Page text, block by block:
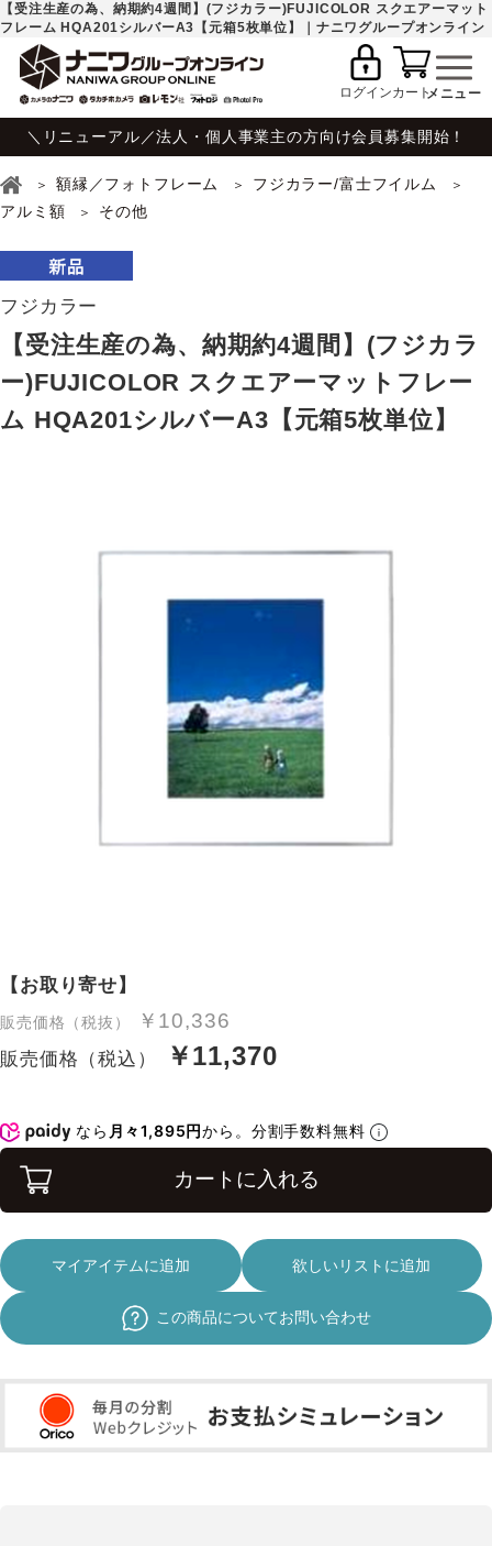
【受注生産の為、納期約4週間】(フジカラー)FUJICOLOR スクエアーマット
フレーム HQA201シルバーA3【元箱5枚単位】｜ナニワグループオンライン
ログインカート
＼リニューアル／法人・個人事業主の方向け会員募集開始！
額縁／フォトフレーム
フジカラー/富士フイルム
アルミ額
その他
フジカラー
【受注生産の為、納期約4週間】(フジカラ
ー)FUJICOLOR スクエアーマットフレー
ム HQA201シルバーA3【元箱5枚単位】
【お取り寄せ】
販売価格（税抜） ￥10,336
販売価格（税込） ￥11,370
なら 月々1,895円から。分割手数料無料
カートに入れる
マイアイテムに追加 欲しいリストに追加
この商品についてお問い合わせ